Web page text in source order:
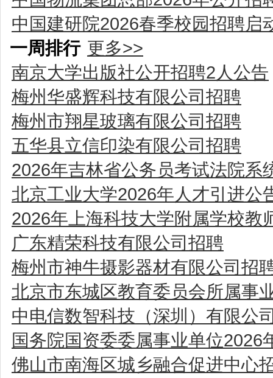
中国建研院2026春季校园招聘启
一周排行 更多>>
南京大学出版社公开招聘2人公告
梅州华盛辉科技有限公司招聘
梅州市翔星玻璃有限公司招聘
五华县立信印染有限公司招聘
2026年吉林省公务员考试法院系
北京工业大学2026年人才引进公
2026年上海科技大学附属学校教
广东精荣科技有限公司招聘
梅州市神牛摄影器材有限公司招
北京市东城区教育委员会所属事
中电信数智科技（深圳）有限公
国务院国资委委属事业单位2026
佛山市南海区城乡融合促进中心